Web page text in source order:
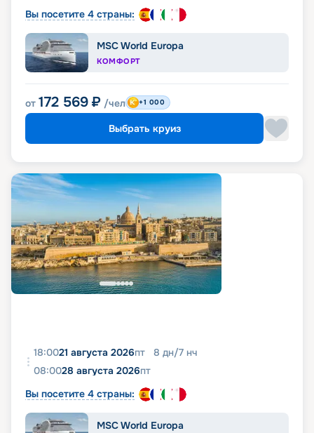
Вы посетите 4 страны:
MSC World Europa
КОМФОРТ
от 172 569 ₽ /чел +1 000
Выбрать круиз
18:0021 августа 2026пт 8 дн/7 нч
08:0028 августа 2026пт
Вы посетите 4 страны:
MSC World Europa